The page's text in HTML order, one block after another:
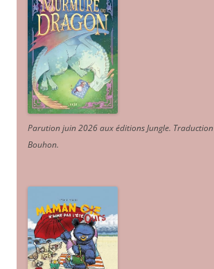
Parution juin 2026 aux éditions Jungle.
Bouhon.